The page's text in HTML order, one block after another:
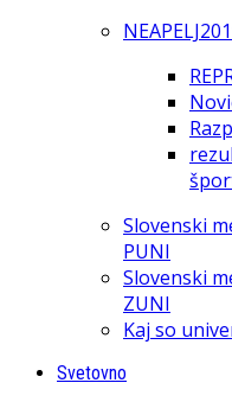
Slovenski
PUNI
Slovenski
ZUNI
Kaj so
Svetovno